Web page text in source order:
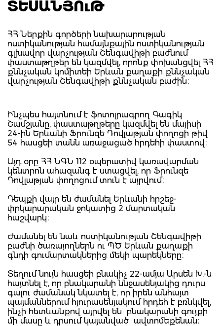
ՏԵՍԱՆՅՈւԹ
ՀՀ Ներքին գործերի նախարարության
ոստիկանության համայնքային ոստիկանության
գլխավոր վարչության Շենգավիթի բաժնում
փաստաթղթեր են կազմվել, որոնք փոխանցվել ՀՀ
քննչական կոմիտեի Երևան քաղաքի քննչական
վարչության Շենգավիթի քննչական բաժին։
Ինչպես հայտնում է ֆոտոլրագրող Գագիկ
Շամշյանը, փաստաթղթերը կազմվել են մայիսի
24-ին Երևանի Ֆրունզե Դովլաթյան փողոցի թիվ
54 հասցեի տանն առաջացած հրդեհի փաստով։
Այդ օրը ՀՀ ՆԳՆ 112 օպերատիվ կառավարման
կենտրոն ահազանգ է ստացվել, որ Ֆրունզե
Դովլաթյան փողոցում տուն է այրվում։
Դեպքի վայր են ժամանել Երևանի հրշեջ-
փրկարարական ջոկատից 2 մարտական
հաշվարկ։
Ժամանել են նաև ոստիկանության Շենգավիթի
բաժնի ծառայողներն ու ՊԾ Երևան քաղաքի
գնդի գումարտակներից մեկի պարեկները։
Տեղում նույն հասցեի բնակիչ 22-ամյա Արսեն Խ.-ն
հայտնել է, որ բնակարանի ննջասենյակից դուրս
գալու ժամանակ նկատել է, որ իրեն անհայտ
պայմաններում հյուրասենյակում հրդեհ է բռնկվել,
ինչի հետևանքով այրվել են բնակարանի գույքի
մի մասը և դրսում կայանված ավտոմեքենան։